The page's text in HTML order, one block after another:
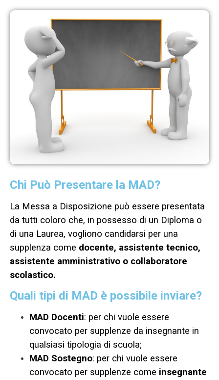
Chi Può Presentare la MAD?
La Messa a Disposizione può essere presentata
da tutti coloro che, in possesso di un Diploma o
di una Laurea, vogliono candidarsi per una
supplenza come docente, assistente tecnico,
assistente amministrativo o collaboratore
scolastico.
Quali tipi di MAD è possibile inviare?
MAD Docenti: per chi vuole essere
convocato per supplenze da insegnante in
qualsiasi tipologia di scuola;
MAD Sostegno: per chi vuole essere
convocato per supplenze come insegnante